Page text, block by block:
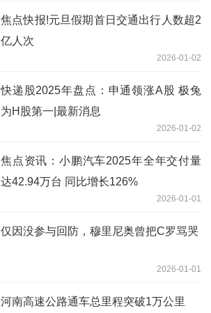
焦点快报!元旦假期首日交通出行人数超2
亿人次
2026-01-02
快递股2025年盘点：申通领涨A股 极兔
为H股第一|最新消息
2026-01-02
焦点资讯：小鹏汽车2025年全年交付量
达42.94万台 同比增长126%
2026-01-01
仅因没参与回防，穆里尼奥曾把C罗骂哭
2026-01-01
河南高速公路通车总里程突破1万公里